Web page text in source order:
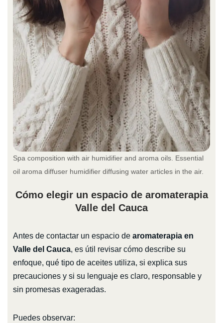
Spa composition with air humidifier and aroma oils. Essential
oil aroma diffuser humidifier diffusing water articles in the air.
Cómo elegir un espacio de aromaterapia
Valle del Cauca
Antes de contactar un espacio de aromaterapia en
Valle del Cauca, es útil revisar cómo describe su
enfoque, qué tipo de aceites utiliza, si explica sus
precauciones y si su lenguaje es claro, responsable y
sin promesas exageradas.
Puedes observar: